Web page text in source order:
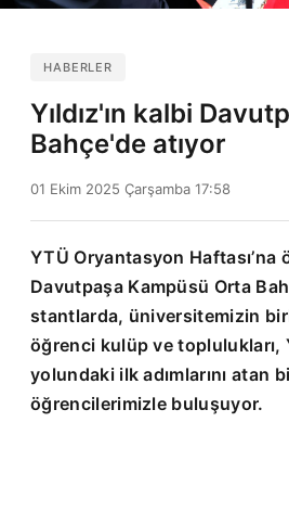
HABERLER
Yıldız'ın kalbi
Bahçe'de atıyor
01 Ekim 2025 Çarşamba 17:58
YTÜ Oryantasyon Haftası’na
Davutpaşa Kampüsü Orta
stantlarda, üniversitemizin
öğrenci kulüp ve toplulukları,
yolundaki ilk adımlarını atan
öğrencilerimizle buluşuyor.